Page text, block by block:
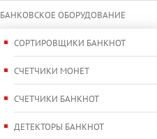
БАНКОВСКОЕ ОБОРУДОВАНИЕ
СОРТИРОВЩИКИ БАНКНОТ
СЧЕТЧИКИ МОНЕТ
СЧЕТЧИКИ БАНКНОТ
ДЕТЕКТОРЫ БАНКНОТ